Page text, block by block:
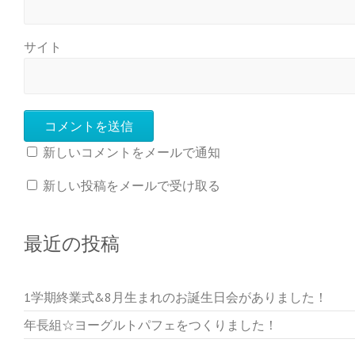
サイト
新しいコメントをメールで通知
新しい投稿をメールで受け取る
最近の投稿
1学期終業式&8月生まれのお誕生日会がありました！
年長組☆ヨーグルトパフェをつくりました！